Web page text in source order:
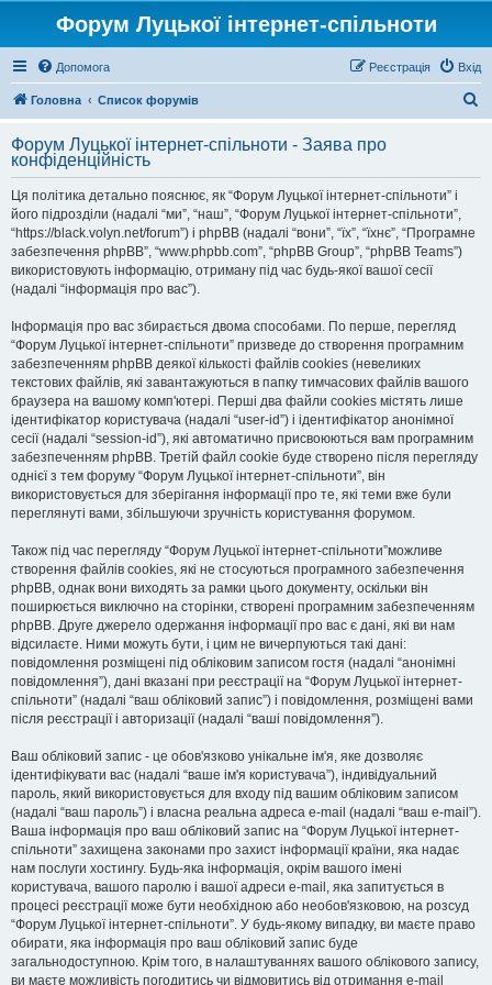
Форум Луцької інтернет-спільноти
Допомога Вхід
Реєстрація
Головна Список форумів
у
Форум Луцької інтернет-спільноти - Заява про
конфіденційність
Ця політика детально пояснює, як “Форум Луцької інтернет-спільноти” і
його підрозділи (надалі “ми”, “наш”, “Форум Луцької інтернет-спільноти”,
“https://black.volyn.net/forum”) і phpBB (надалі “вони”, “їх”, “їхнє”, “Програмне
забезпечення phpBB”, “www.phpbb.com”, “phpBB Group”, “phpBB Teams”)
використовують інформацію, отриману під час будь-якої вашої сесії
(надалі “інформація про вас”).
Інформація про вас збирається двома способами. По перше, перегляд
“Форум Луцької інтернет-спільноти” призведе до створення програмним
забезпеченням phpBB деякої кількості файлів cookies (невеликих
текстових файлів, які завантажуються в папку тимчасових файлів вашого
браузера на вашому комп'ютері. Перші два файли cookies містять лише
ідентифікатор користувача (надалі “user-id”) і ідентифікатор анонімної
сесії (надалі “session-id”), які автоматично присвоюються вам програмним
забезпеченням phpBB. Третій файл cookie буде створено після перегляду
однієї з тем форуму “Форум Луцької інтернет-спільноти”, він
використовується для зберігання інформації про те, які теми вже були
переглянуті вами, збільшуючи зручність користування форумом.
Також під час перегляду “Форум Луцької інтернет-спільноти”можливе
створення файлів cookies, які не стосуються програмного забезпечення
phpBB, однак вони виходять за рамки цього документу, оскільки він
поширюється виключно на сторінки, створені програмним забезпеченням
phpBB. Друге джерело одержання інформації про вас є дані, які ви нам
відсилаєте. Ними можуть бути, і цим не вичерпуються такі дані:
повідомлення розміщені під обліковим записом гостя (надалі “анонімні
повідомлення”), дані вказані при реєстрації на “Форум Луцької інтернет-
спільноти” (надалі “ваш обліковий запис”) і повідомлення, розміщені вами
після реєстрації і авторизації (надалі “ваші повідомлення”).
Ваш обліковий запис - це обов'язково унікальне ім'я, яке дозволяє
ідентифікувати вас (надалі “ваше ім'я користувача”), індивідуальний
пароль, який використовується для входу під вашим обліковим записом
(надалі “ваш пароль”) і власна реальна адреса e-mail (надалі “ваш e-mail”).
Ваша інформація про ваш обліковий запис на “Форум Луцької інтернет-
спільноти” захищена законами про захист інформації країни, яка надає
нам послуги хостингу. Будь-яка інформація, окрім вашого імені
користувача, вашого паролю і вашої адреси e-mail, яка запитується в
процесі реєстрації може бути необхідною або необов'язковою, на розсуд
“Форум Луцької інтернет-спільноти”. У будь-якому випадку, ви маєте право
обирати, яка інформація про ваш обліковий запис буде
загальнодоступною. Крім того, в налаштуваннях вашого облікового запису,
ви маєте можливість погодитись чи відмовитись від отримання e-mail